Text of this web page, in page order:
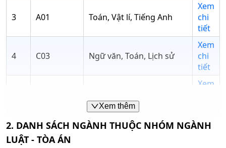
3 A01 Toán, Vật lí, Tiếng Anh
Xem
chi
tiết
4 C03 Ngữ văn, Toán, Lịch sử
Xem
chi
tiết
Xem
D07 Toán, Hóa học, Tiếng Anh
Xem
Xem thêm
2. DANH SÁCH NGÀNH THUỘC NHÓM NGÀNH
LUẬT - TÒA ÁN